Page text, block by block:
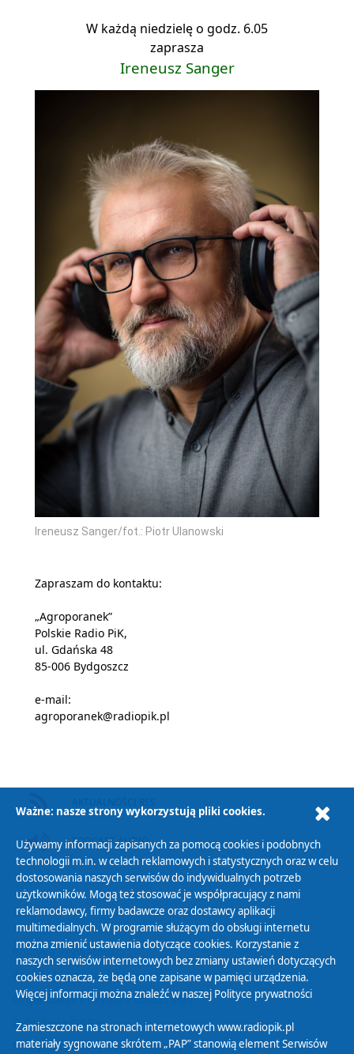
W każdą niedzielę o godz. 6.05
zaprasza
Ireneusz Sanger
Ireneusz Sanger/fot.: Piotr Ulanowski
Zapraszam do kontaktu:
„Agroporanek”
Polskie Radio PiK,
ul. Gdańska 48
85-006 Bydgoszcz
e-mail:
agroporanek@radiopik.pl
PODCAST AUDIO
Polityka Prywatności
Zasady korzystania z Serwisu
Organizacje Pożytku Publicznego
Cyfryzacja DAB+
Polityka ochrony danych osobowych
Ważne: nasze strony wykorzystują pliki cookies.
Używamy informacji zapisanych za pomocą cookies i podobnych
technologii m.in. w celach reklamowych i statystycznych oraz w celu
dostosowania naszych serwisów do indywidualnych potrzeb
użytkowników. Mogą też stosować je współpracujący z nami
reklamodawcy, firmy badawcze oraz dostawcy aplikacji
multimedialnych. W programie służącym do obsługi internetu
można zmienić ustawienia dotyczące cookies. Korzystanie z
naszych serwisów internetowych bez zmiany ustawień dotyczących
cookies oznacza, że będą one zapisane w pamięci urządzenia.
Więcej informacji można znaleźć w naszej Polityce prywatności
Zamieszczone na stronach internetowych www.radiopik.pl
materiały sygnowane skrótem „PAP” stanowią element Serwisów